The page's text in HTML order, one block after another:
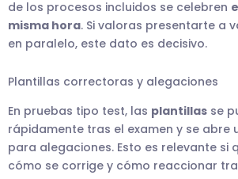
de los procesos incluidos se celebren
misma hora. Si valoras presentarte a
en paralelo, este dato es decisivo.
Plantillas correctoras y alegaciones
En pruebas tipo test, las plantillas se
rápidamente tras el examen y se abre
para alegaciones. Esto es relevante si
cómo se corrige y cómo reaccionar